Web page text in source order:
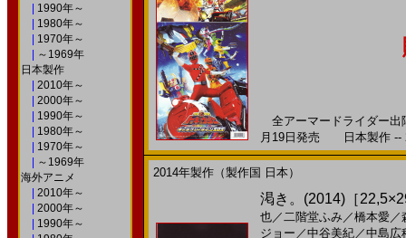
1990年～
1980年～
1970年～
～1969年
日本製作
2010年～
2000年～
1990年～
1980年～
1970年～
～1969年
海外アニメ
2010年～
2000年～
1990年～
全アーマードライダー出
月19日発売 日本製作 --
2014年製作（製作国 日本）
渇き。(2014)［
也／二階堂ふみ／橋本愛／
ジョー ／中谷美紀／中島広